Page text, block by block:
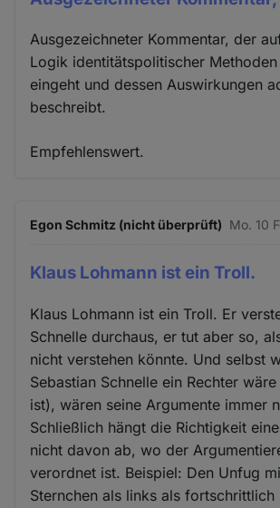
Ausgezeichneter Kommentar, der
Logik identitätspolitischer
eingeht und dessen Auswirkungen
beschreibt.
Empfehlenswert.
Egon Schmitz (nicht überprüft) Mo. 10
Klaus Lohmann ist ein Troll.
Klaus Lohmann ist ein Troll. Er
Schnelle durchaus, er tut aber so,
nicht verstehen könnte. Und selbst
Sebastian Schnelle ein Rechter
ist), wären seine Argumente immer
Schließlich hängt die Richtigkeit
nicht davon ab, wo der
verordnet ist. Beispiel: Den Unfug
Sternchen als links als fortschrittlich